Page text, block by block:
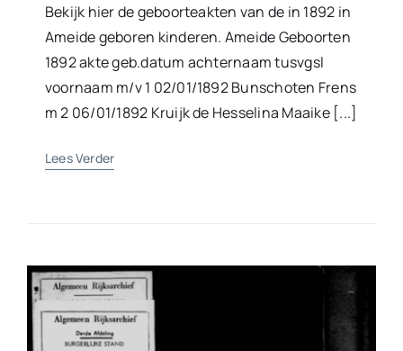
Bekijk hier de geboorteakten van de in 1892 in
Ameide geboren kinderen. Ameide Geboorten
1892 akte geb.datum achternaam tusvgsl
voornaam m/v 1 02/01/1892 Bunschoten Frens
m 2 06/01/1892 Kruijk de Hesselina Maaike [...]
Lees Verder